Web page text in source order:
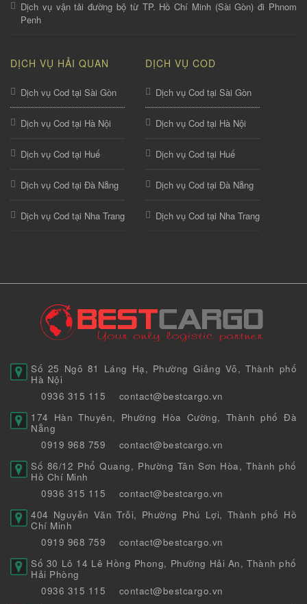
Dịch vụ vận tải đường bộ từ TP. Hồ Chí Minh (Sài Gòn) đi Phnom
Penh
DỊCH VỤ HẢI QUAN
Dịch vụ Cod tại Sài Gòn
Dịch vụ Cod tại Hà Nội
Dịch vụ Cod tại Huế
Dịch vụ Cod tại Đà Nẵng
Dịch vụ Cod tại Nha Trang
DỊCH VỤ COD
Dịch vụ Cod tại Sài Gòn
Dịch vụ Cod tại Hà Nội
Dịch vụ Cod tại Huế
Dịch vụ Cod tại Đà Nẵng
Dịch vụ Cod tại Nha Trang
Số 25 Ngõ 81 Láng Hạ, Phường Giảng Võ, Thành phố
Hà Nội
0936 315 115
contact@bestcargo.vn
174 Hàn Thuyên, Phường Hòa Cường, Thành phố Đà
Nẵng
0919 968 759
contact@bestcargo.vn
Số 86/12 Phổ Quang, Phường Tân Sơn Hòa, Thành phố
Hồ Chí Minh
0936 315 115
contact@bestcargo.vn
404 Nguyễn Văn Trỗi, Phường Phú Lợi, Thành phố Hồ
Chí Minh
0919 968 759
contact@bestcargo.vn
Số 30 Lô 14 Lê Hồng Phong, Phường Hải An, Thành phố
Hải Phòng
0936 315 115
contact@bestcargo.vn